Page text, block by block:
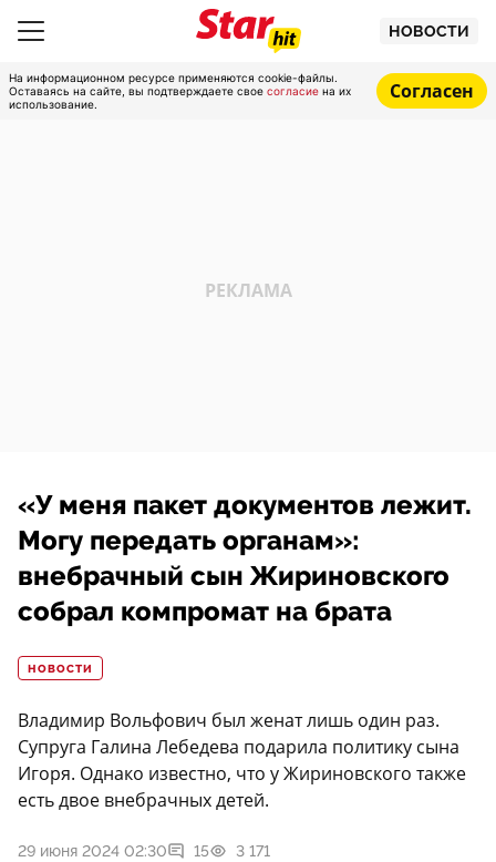
НОВОСТИ
На информационном ресурсе применяются cookie-файлы.
Оставаясь на сайте, вы подтверждаете свое согласие на их
использование.
Согласен
«У меня пакет документов лежит.
Могу передать органам»:
внебрачный сын Жириновского
собрал компромат на брата
НОВОСТИ
Владимир Вольфович был женат лишь один раз.
Супруга Галина Лебедева подарила политику сына
Игоря. Однако известно, что у Жириновского также
есть двое внебрачных детей.
29 июня 2024 02:30 15 3 171